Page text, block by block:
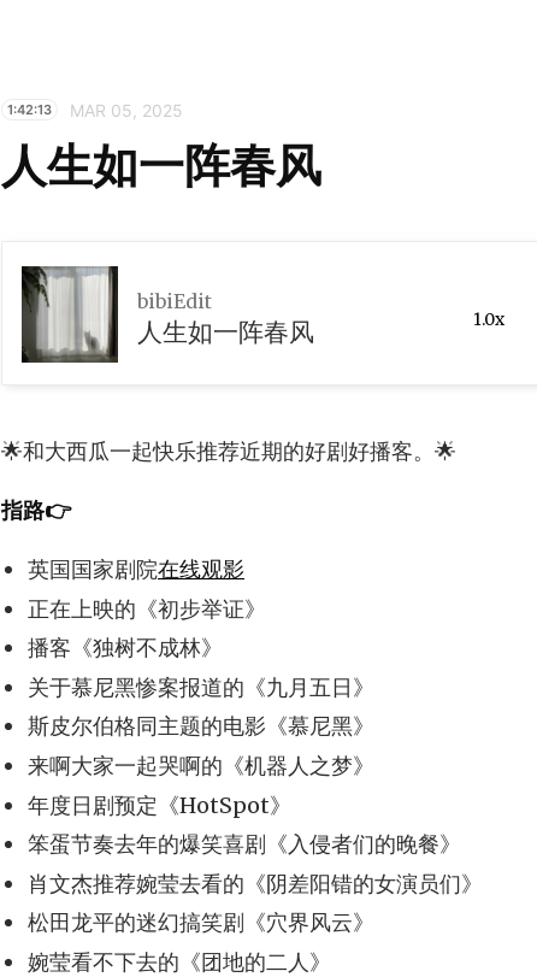
1:42:13 MAR 05, 2025
人生如一阵春风
bibiEdit
人生如一阵春风 1.0x
🌟和大西瓜一起快乐推荐近期的好剧好播客。🌟
指路👉
英国国家剧院在线观影
正在上映的《初步举证》
播客《独树不成林》
关于慕尼黑惨案报道的《九月五日》
斯皮尔伯格同主题的电影《慕尼黑》
来啊大家一起哭啊的《机器人之梦》
年度日剧预定《HotSpot》
笨蛋节奏去年的爆笑喜剧《入侵者们的晚餐》
肖文杰推荐婉莹去看的《阴差阳错的女演员们》
松田龙平的迷幻搞笑剧《穴界风云》
婉莹看不下去的《团地的二人》